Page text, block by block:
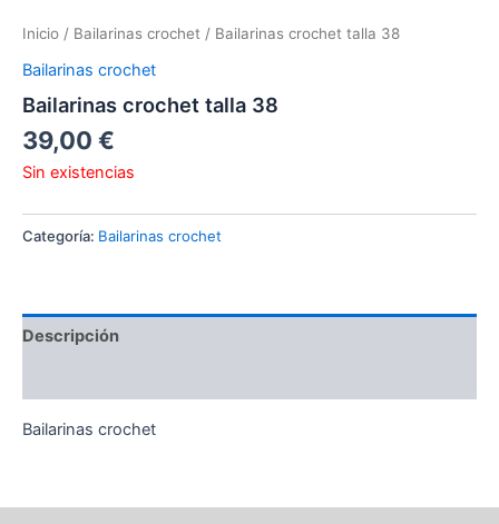
Inicio / Bailarinas crochet / Bailarinas crochet talla 38
Bailarinas crochet
Bailarinas crochet talla 38
39,00 €
Sin existencias
Categoría: Bailarinas crochet
Descripción
Bailarinas crochet